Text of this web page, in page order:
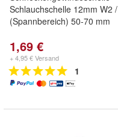
Schlauchschelle 12mm W2 /
(Spannbereich) 50-70 mm
1,69 €
+ 4,95 € Versand
1